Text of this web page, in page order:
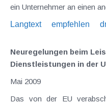
ein Unternehmer an einen
Langtext
empfehlen
Neuregelungen beim
Dienstleistungen in der
Mai 2009
Das von der EU